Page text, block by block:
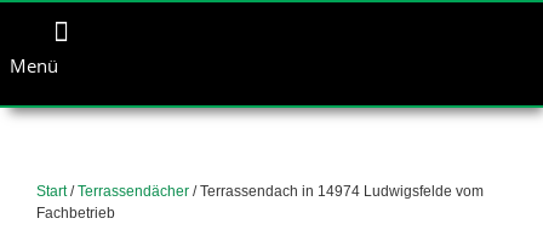
Menü
Start/Terrassendächer / Terrassendach in 14974 Ludwigsfelde vom
Fachbetrieb